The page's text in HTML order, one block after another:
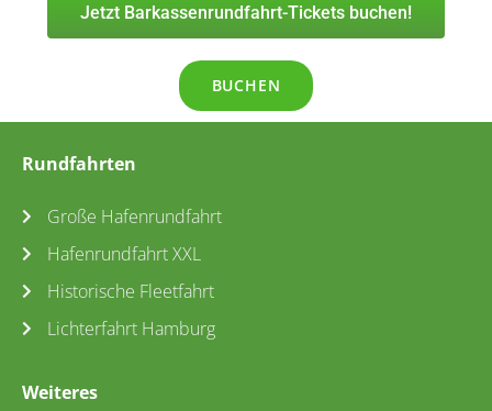
Jetzt Barkassenrundfahrt-Tickets buchen!
BUCHEN
Rundfahrten
Große Hafenrundfahrt
Hafenrundfahrt XXL
Historische Fleetfahrt
Lichterfahrt Hamburg
Weiteres